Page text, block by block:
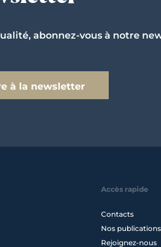
abonnez-vous à notre
à la newsletter
Accès rapide
Contacts
Nos
Rejoignez-nous